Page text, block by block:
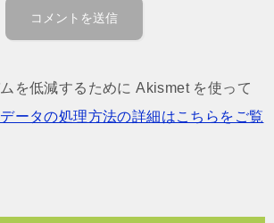
を低減するために Akismet を使って
ータの処理方法の詳細はこちらをご覧